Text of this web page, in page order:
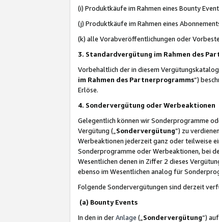
(i) Produktkäufe im Rahmen eines Bounty
(j) Produktkäufe im Rahmen eines
(k) alle Vorabveröffentlichungen oder
3. Standardvergütung im Rahmen des
Vorbehaltlich der in diesem
im Rahmen des Partnerprogramms“)
Erlöse.
4. Sondervergütung oder Werbeaktionen
Gelegentlich können wir Sonderprogramme
Vergütung („ Sondervergütung”) zu
Werbeaktionen jederzeit ganz oder teilweise
Sonderprogramme oder Werbeaktionen, bei
Wesentlichen denen in Ziffer 2 dieses
ebenso im Wesentlichen analog für
Folgende Sondervergütungen sind derzeit
(a) Bounty Events
In den in derAnlage („ Sondervergütung“)